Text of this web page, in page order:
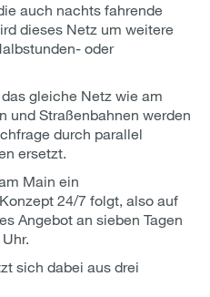
auch nachts fahrende
dieses Netz um weitere
oder
gleiche Netz wie am
und Straßenbahnen werden
durch parallel
ersetzt.
Main ein
24/7 folgt, also auf
Angebot an sieben Tagen
sich dabei aus drei